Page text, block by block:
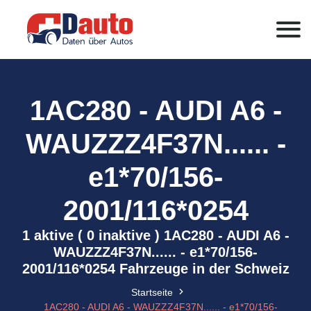
1AC280 - AUDI A6 -
WAUZZZ4F37N...... -
e1*70/156-
2001/116*0254
1 aktive ( 0 inaktive ) 1AC280 - AUDI A6 -
WAUZZZ4F37N...... - e1*70/156-
2001/116*0254 Fahrzeuge in der Schweiz
Startseite
1AC280 - AUDI A6 - WAUZZZ4F37N...... - e1*70/156-